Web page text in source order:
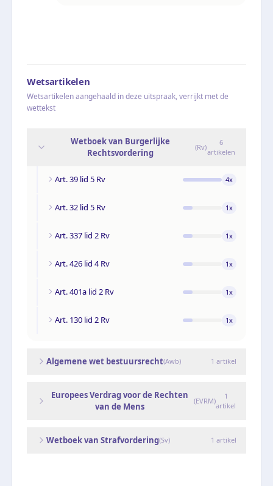
Wetsartikelen
Wetsartikelen aangehaald in deze uitspraak, verrijkt met de
wettekst
Wetboek van Burgerlijke
Rechtsvordering
(Rv)
6
artikelen
Art. 39 lid 5 Rv 4x
Art. 32 lid 5 Rv 1x
Art. 337 lid 2 Rv 1x
Art. 426 lid 4 Rv 1x
Art. 401a lid 2 Rv 1x
Art. 130 lid 2 Rv 1x
Algemene wet bestuursrecht(Awb) 1 artikel
Europees Verdrag voor de Rechten
van de Mens
(EVRM)
1
artikel
Wetboek van Strafvordering(Sv) 1 artikel